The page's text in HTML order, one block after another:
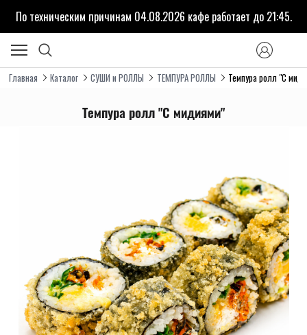
По техническим причинам 04.08.2026 кафе работает до 21:45.
Главная Каталог СУШИ и РОЛЛЫ ТЕМПУРА РОЛЛЫ Темпура ролл "С
Темпура ролл "С мидиями"